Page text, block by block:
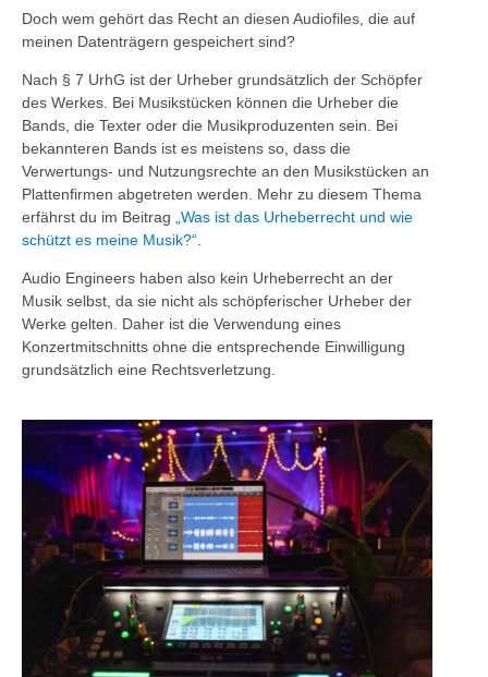
Doch wem gehört das Recht an diesen Audiofiles, die auf
meinen Datenträgern gespeichert sind?
Nach § 7 UrhG ist der Urheber grundsätzlich der Schöpfer
des Werkes. Bei Musikstücken können die Urheber die
Bands, die Texter oder die Musikproduzenten sein. Bei
bekannteren Bands ist es meistens so, dass die
Verwertungs- und Nutzungsrechte an den Musikstücken an
Plattenfirmen abgetreten werden. Mehr zu diesem Thema
erfährst du im Beitrag
„Was ist das Urheberrecht und wie
schützt es meine Musik?“
Audio Engineers haben also kein Urheberrecht an der
Musik selbst, da sie nicht als schöpferischer Urheber der
Werke gelten. Daher ist die Verwendung eines
Konzertmitschnitts ohne die entsprechende Einwilligung
grundsätzlich eine Rechtsverletzung.